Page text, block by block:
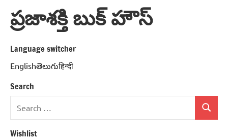
ప్రజాశక్తి బుక్ హౌస్
Language switcher
Englishతెలుగుहिन्दी
Search
Search
for:
Search
Wishlist